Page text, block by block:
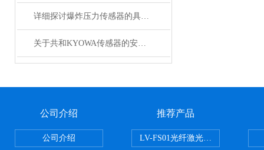
详细探讨爆炸压力传感器的具体使用意义
关于共和KYOWA传感器的安装小技巧想知道吗
公司介绍
公司介绍
推荐产品
LV-FS01光纤激光测振仪